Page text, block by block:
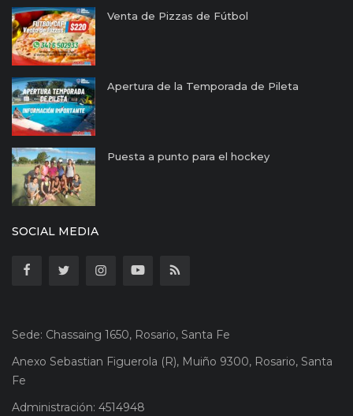
Venta de Pizzas de Fútbol
Apertura de la Temporada de Pileta
Puesta a punto para el hockey
SOCIAL MEDIA
Sede: Chassaing 1650, Rosario, Santa Fe
Anexo Sebastian Figuerola (R), Muiño 9300, Rosario, Santa
Fe
Administración: 4514948